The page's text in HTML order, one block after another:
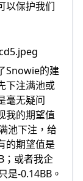
以保护我们
Snowie的建
下注满池或
毫无疑问
我的期望值
池下注，给
的期望值是
；或者我企
是-0.14BB。